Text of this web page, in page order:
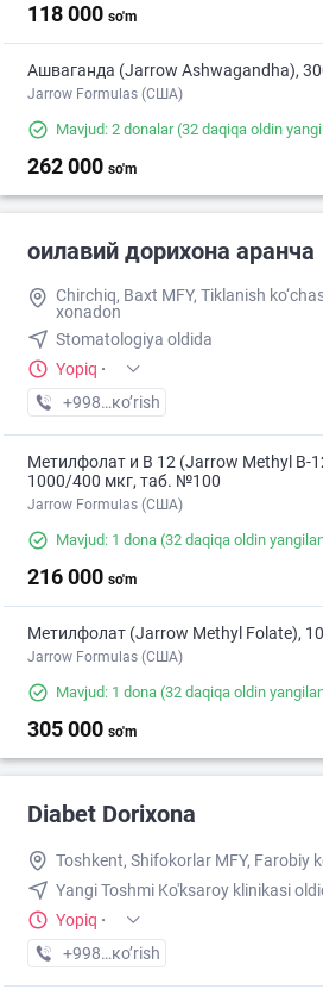
118 000 so'm
Ашваганда (Jarrow Ashwagandha),
Jarrow Formulas (США)
Mavjud: 2 donalar(32 daqiqa oldin
262 000 so'm
оилавий дорихона аранча
Chirchiq, Baxt MFY, Tiklanish
xonadon
Stomatologiya oldida
Yopiq ·
+998 (97) XXX-XX-XX
кo’rish
Метилфолат и В 12 (Jarrow Methyl B-
1000/400 мкг, таб. №100
Jarrow Formulas (США)
Mavjud: 1 dona (32 daqiqa oldin
216 000 so'm
Метилфолат (Jarrow Methyl Folate),
Jarrow Formulas (США)
Mavjud: 1 dona (32 daqiqa oldin
305 000 so'm
Diabet Dorixona
Toshkent, Shifokorlar MFY, Farobiy
Yangi Toshmi Ko'ksaroy klinikasi
Yopiq ·
+998 (55) XXX-XX-XX
кo’rish